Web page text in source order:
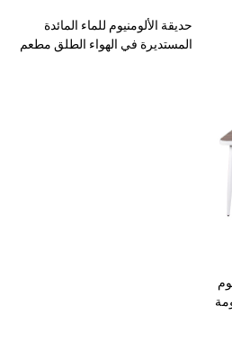
حديقة الألومنيوم للماء المائدة
المستديرة في الهواء الطلق مطعم